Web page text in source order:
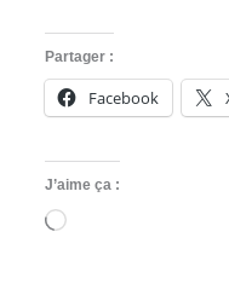
Partager :
Facebook
J’aime ça :
Chargement…